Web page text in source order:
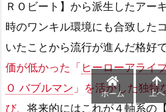
ＲＯビート】から派生したアー
時のワンキル環境にも合致した
いたことから流行が進んだ格好で
価が低かった「 ヒーローアライ
Ｏ バブルマン 」を活かした独特
び、 将来的にはこれが４軸系の
ホーム 上へ